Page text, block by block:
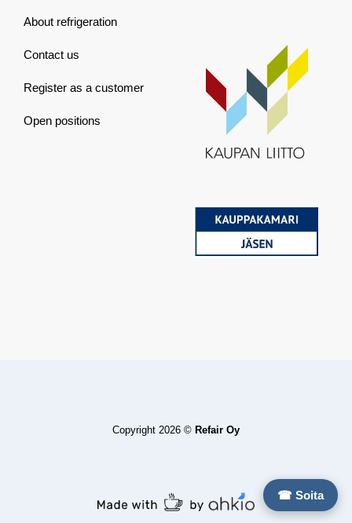
About refrigeration
Contact us
Register as a customer
Open positions
☎ Soita
Copyright 2026 © Refair Oy